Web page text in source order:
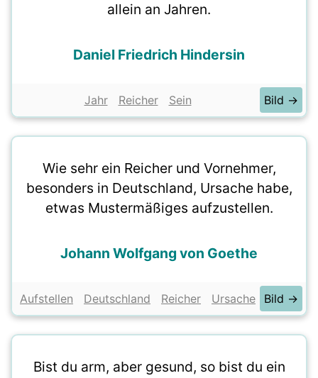
allein an Jahren.
Daniel Friedrich Hindersin
Jahr Reicher Sein Bild →
Wie sehr ein Reicher und Vornehmer,
besonders in Deutschland, Ursache habe,
etwas Mustermäßiges aufzustellen.
Johann Wolfgang von Goethe
Aufstellen Deutschland Reicher Ursache Bild →
Bist du arm, aber gesund, so bist du ein